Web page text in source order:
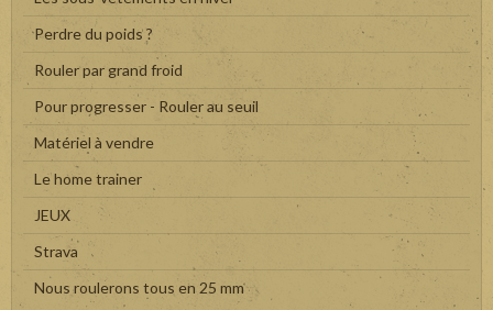
Perdre du poids ?
Rouler par grand froid
Pour progresser - Rouler au seuil
Matériel à vendre
Le home trainer
JEUX
Strava
Nous roulerons tous en 25 mm